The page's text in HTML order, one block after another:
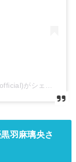
羽麻璃央さ